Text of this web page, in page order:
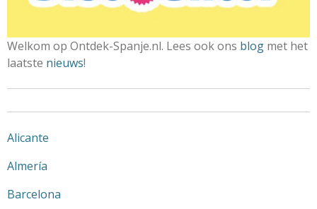
Welkom op Ontdek-Spanje.nl. Lees ook ons blog met het
laatste nieuws!
Alicante
Almería
Barcelona